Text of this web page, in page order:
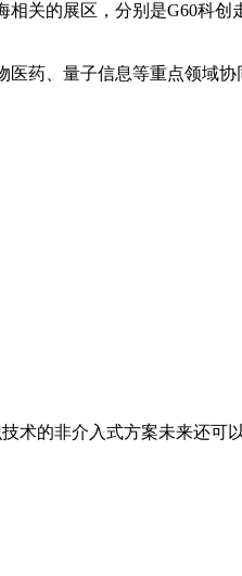
关的展区，分别是G60科创
医药、量子信息等重点领域
术的非介入式方案未来还可